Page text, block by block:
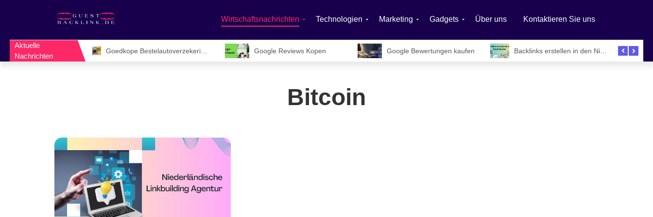
Wirtschaftsnachrichten Technologien Marketing Gadgets Über uns Kontaktieren Sie uns
Aktuelle
Nachrichten
Goedkope Bestelautoverzekering Vergelijken: De Slimme Manier om Zakelijk Geld te Besparen Google Reviews Kopen Google Bewertungen kaufen Backlinks erstellen in den Niederlanden
Bitcoin